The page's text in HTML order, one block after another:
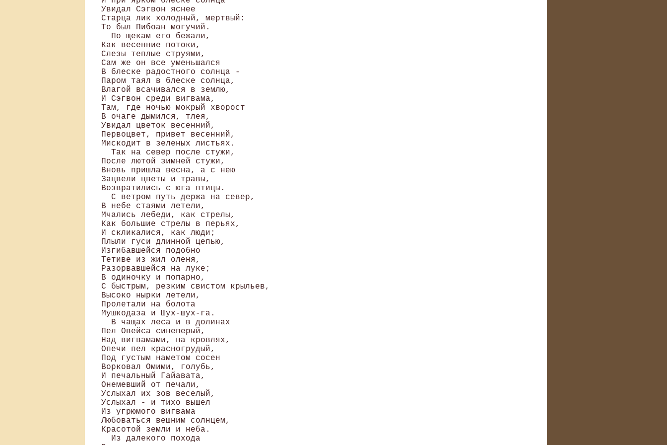
Увидал Сэгвон яснее
Старца лик холодный, мертвый:
То был Пибоан могучий.
  По щекам его бежали,
Как весенние потоки,
Слезы теплые струями,
Сам же он все уменьшался
В блеске радостного солнца -
Паром таял в блеске солнца,
Влагой всачивался в землю,
И Сэгвон среди вигвама,
Там, где ночью мокрый хворост
В очаге дымился, тлея,
Увидал цветок весенний,
Первоцвет, привет весенний,
Мискодит в зеленых листьях.
  Так на север после стужи,
После лютой зимней стужи,
Вновь пришла весна, а с нею
Зацвели цветы и травы,
Возвратились с юга птицы.
  С ветром путь держа на север,
В небе стаями летели,
Мчались лебеди, как стрелы,
Как большие стрелы в перьях,
И скликалися, как люди;
Плыли гуси длинной цепью,
Изгибавшейся подобно
Тетиве из жил оленя,
Разорвавшейся на луке;
В одиночку и попарно,
С быстрым, резким свистом крыльев,
Высоко нырки летели,
Пролетали на болота
Мушкодаза и Шух-шух-га.
  В чащах леса и в долинах
Пел Овейса синеперый,
Над вигвамами, на кровлях,
Опечи пел красногрудый,
Под густым наметом сосен
Ворковал Омими, голубь,
И печальный Гайавата,
Онемевший от печали,
Услыхал их зов веселый,
Услыхал - и тихо вышел
Из угрюмого вигвама
Любоваться вешним солнцем,
Красотой земли и неба.
  Из далекого похода